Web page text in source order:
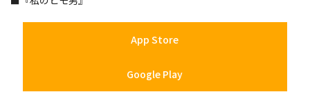
App Store
Google Play